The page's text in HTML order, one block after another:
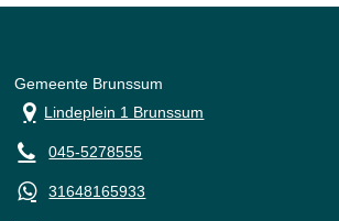
Gemeente Brunssum
Lindeplein 1 Brunssum
045-5278555
31648165933